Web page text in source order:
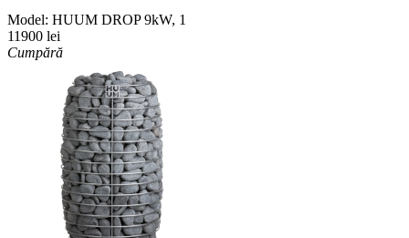
Model: HUUM DROP 9kW, 1
11900 lei
Cumpără